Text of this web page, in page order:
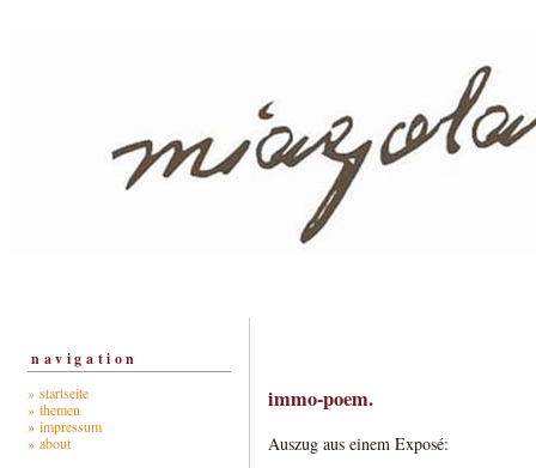
navigation
» startseite
» themen
» impressum
» about
immo-poem.
Auszug aus einem Exposé: